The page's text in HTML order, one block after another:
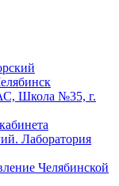
Школа №35, г.
Лаборатория
Челябинской